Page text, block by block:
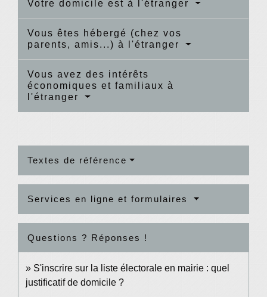
Votre domicile est à l'étranger
Vous êtes hébergé (chez vos
parents, amis...) à l'étranger
Vous avez des intérêts
économiques et familiaux à
l'étranger
Textes de référence
Services en ligne et formulaires
Questions ? Réponses !
S'inscrire sur la liste électorale en mairie : quel
justificatif de domicile ?